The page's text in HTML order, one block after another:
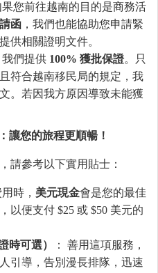
您前往越南的目的是商務活
函 ，我們也能協助您申請緊
供相關證明文件。
們提供 100% 獲批保證。只
符合越南移民局的規定，我
。若因我方原因導致未能獲
：讓您的旅程更順暢！
請參考以下實用貼士：
時， 美元現金會是您的最佳
以便支付 $25 或 $50 美元的
時可選）
： 善用這項服務，
引導，告別漫長排隊，迅速